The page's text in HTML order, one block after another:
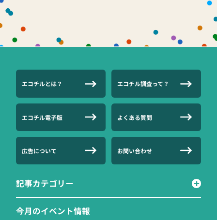
エコチルとは？ エコチル調査って？
エコチル電子版 よくある質問
広告について お問い合わせ
記事カテゴリー
今月のイベント情報